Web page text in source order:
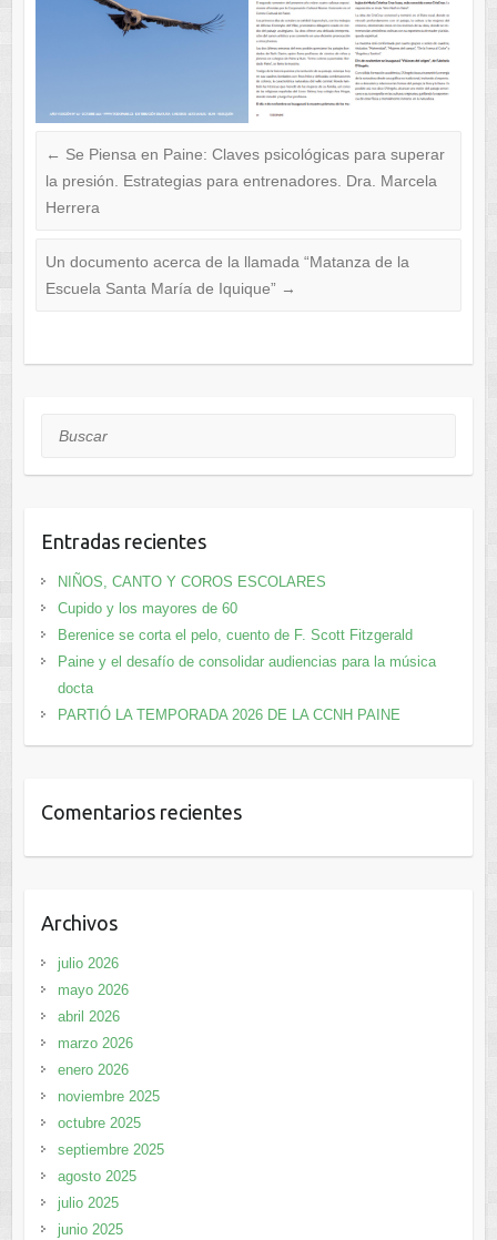
← Se Piensa en Paine: Claves psicológicas para superar
la presión. Estrategias para entrenadores. Dra. Marcela
Herrera
Un documento acerca de la llamada “Matanza de la
Escuela Santa María de Iquique” →
Buscar
Entradas recientes
NIÑOS, CANTO Y COROS ESCOLARES
Cupido y los mayores de 60
Berenice se corta el pelo, cuento de F. Scott Fitzgerald
Paine y el desafío de consolidar audiencias para la música
docta
PARTIÓ LA TEMPORADA 2026 DE LA CCNH PAINE
Comentarios recientes
Archivos
julio 2026
mayo 2026
abril 2026
marzo 2026
enero 2026
noviembre 2025
octubre 2025
septiembre 2025
agosto 2025
julio 2025
junio 2025